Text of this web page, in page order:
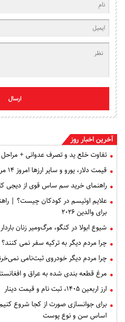
ارسال
آخرین اخبار روز
تفاوت خلع ید و تصرف عدوانی +
قیمت دلار، یورو و سایر ارزها امروز ۱۴ مردادماه ۱۴۰۵
راهنمای خرید سم ساس قوی از دیجی
علایم اوتیسم در کودکان چیست؟ |
برای والدین ۲۰۲۶
شیوع ابولا در کنگو، مرگ‌ومیر زنان
چرا مردم دیگر به ترکیه سفر نمی کنند؟
چرا مردم دیگر خودروی ثبت‌نامی
مرغ قطعه‌ بندی شده به عراق و
ارز اربعین ۱۴۰۵، ثبت‌ نام و قیمت دینار
برای جوانسازی صورت از کجا شروع
اساس سن و نوع پوست